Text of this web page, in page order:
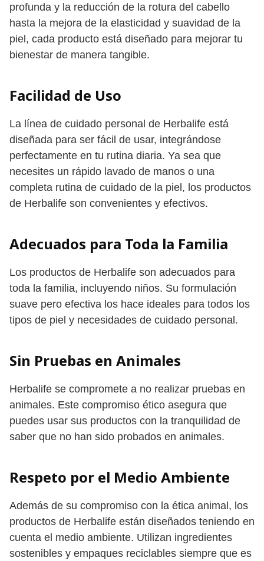
profunda y la reducción de la rotura del cabello
hasta la mejora de la elasticidad y suavidad de la
piel, cada producto está diseñado para mejorar tu
bienestar de manera tangible.
Facilidad de Uso
La línea de cuidado personal de Herbalife está
diseñada para ser fácil de usar, integrándose
perfectamente en tu rutina diaria. Ya sea que
necesites un rápido lavado de manos o una
completa rutina de cuidado de la piel, los productos
de Herbalife son convenientes y efectivos.
Adecuados para Toda la Familia
Los productos de Herbalife son adecuados para
toda la familia, incluyendo niños. Su formulación
suave pero efectiva los hace ideales para todos los
tipos de piel y necesidades de cuidado personal.
Sin Pruebas en Animales
Herbalife se compromete a no realizar pruebas en
animales. Este compromiso ético asegura que
puedes usar sus productos con la tranquilidad de
saber que no han sido probados en animales.
Respeto por el Medio Ambiente
Además de su compromiso con la ética animal, los
productos de Herbalife están diseñados teniendo en
cuenta el medio ambiente. Utilizan ingredientes
sostenibles y empaques reciclables siempre que es